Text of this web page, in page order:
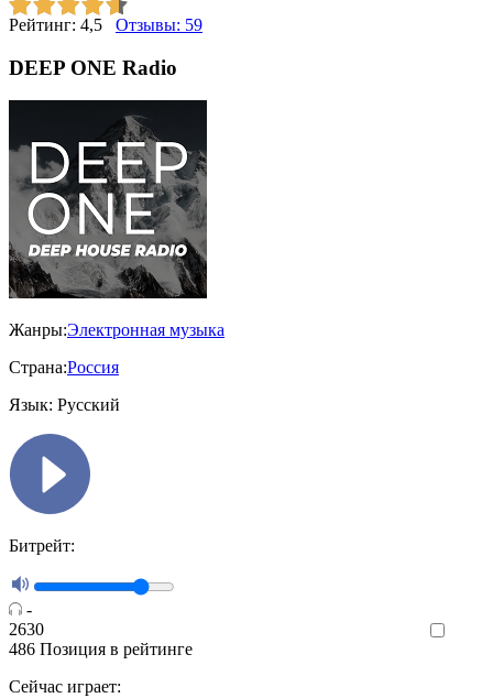
Рейтинг: 4,5 Отзывы: 59
DEEP ONE Radio
Жанры:Электронная музыка
Страна:Россия
Язык: Русский
Битрейт:
-
2630
486 Позиция в рейтинге
Сейчас играет: